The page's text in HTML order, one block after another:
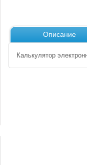
Описание
Калькулятор